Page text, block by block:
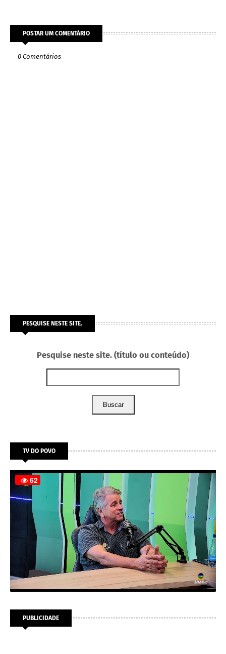
POSTAR UM COMENTÁRIO
0 Comentários
PESQUISE NESTE SITE.
Pesquise neste site. (título ou conteúdo)
Buscar
TV DO POVO
PUBLICIDADE